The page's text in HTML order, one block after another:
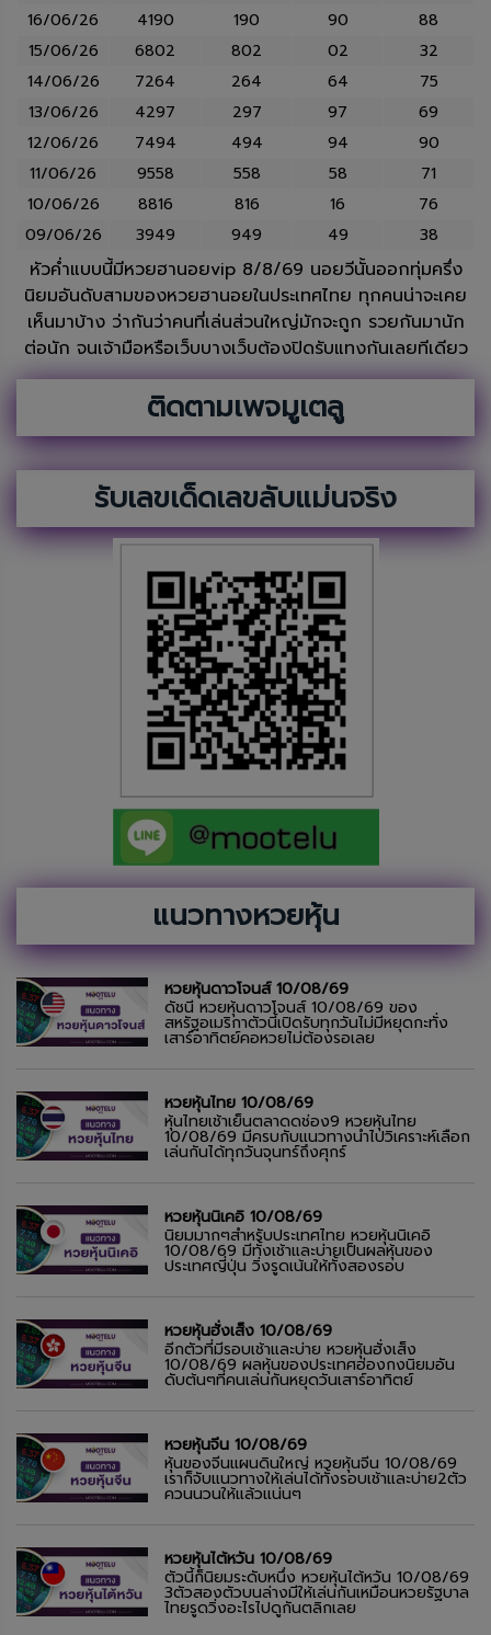
16/06/26
4190 190 90
88
15/06/26
6802 802 02
32
14/06/26
7264 264 64
75
13/06/26
4297 297 97
69
12/06/26
7494 494 94
90
11/06/26
9558 558 58
71
10/06/26
8816 816 16
76
09/06/26
3949 949 49 38
หัวค่ำแบบนี้มีหวยฮานอยvip 8/8/69 นอยวีนั้นออกทุ่มครึ่ง
นิยมอันดับสามของหวยฮานอยในประเทศไทย ทุกคนน่าจะเคย
เห็นมาบ้าง ว่ากันว่าคนที่เล่นส่วนใหญ่มักจะถูก รวยกันมานัก
ต่อนัก จนเจ้ามือหรือเว็บบางเว็บต้องปิดรับแทงกันเลยทีเดียว
ติดตามเพจมูเตลู
รับเลขเด็ดเลขลับแม่นจริง
แนวทางหวยหุ้น
หวยหุ้นดาวโจนส์ 10/08/69
ดัชนี หวยหุ้นดาวโจนส์ 10/08/69 ของ
สหรัฐอเมริกาตัวนี้เปิดรับทุกวันไม่มีหยุดกะทั่ง
เสาร์อาทิตย์คอหวยไม่ต้องรอเลย
หวยหุ้นไทย 10/08/69
หุ้นไทยเช้าเย็นตลาดดช่อง9 หวยหุ้นไทย
10/08/69 มีครบกับแนวทางนำไปวิเคราะห์เลือก
เล่นกันได้ทุกวันจุนทร์ถึงศุกร์
หวยหุ้นนิเคอิ 10/08/69
นิยมมากๆสำหรับประเทศไทย หวยหุ้นนิเคอิ
10/08/69 มีทั้งเช้าและบ่ายเป็นผลหุ้นของ
ประเทศญี่ปุ่น วิ่งรูดเน้นให้ทั้งสองรอบ
หวยหุ้นฮั่งเส็ง 10/08/69
อีกตัวที่มีรอบเช้าและบ่าย หวยหุ้นฮั่งเส็ง
10/08/69 ผลหุ้นของประเทศฮ่องกงนิยมอัน
ดับต้นๆที่คนเล่นกันหยุดวันเสาร์อาทิตย์
หวยหุ้นจีน 10/08/69
หุ้นของจีนแผนดินใหญ่ หวยหุ้นจีน 10/08/69
เราก็จับแนวทางให้เล่นได้ทั้งรอบเช้าและบ่าย2ตัว
ควนนวนให้แล้วแน่นๆ
หวยหุ้นไต้หวัน 10/08/69
ตัวนี้ก็นิยมระดับหนึ่ง หวยหุ้นไต้หวัน 10/08/69
3ตัวสองตัวบนล่างมีให้เล่นกันเหมือนหวยรัฐบาล
ไทยรูดวิ่งอะไรไปดูกันตลิกเลย